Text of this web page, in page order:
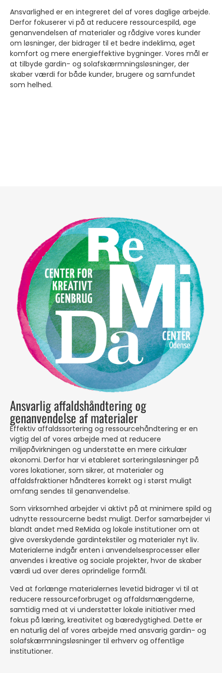
Ansvarlighed er en integreret del af vores daglige arbejde.
Derfor fokuserer vi på at reducere ressourcespild, øge
genanvendelsen af materialer og rådgive vores kunder
om løsninger, der bidrager til et bedre indeklima, øget
komfort og mere energieffektive bygninger. Vores mål er
at tilbyde gardin- og solafskærmningsløsninger, der
skaber værdi for både kunder, brugere og samfundet
som helhed.
Ansvarlig affaldshåndtering og
genanvendelse af materialer
Effektiv affaldssortering og ressourcehåndtering er en
vigtig del af vores arbejde med at reducere
miljøpåvirkningen og understøtte en mere cirkulær
økonomi. Derfor har vi etableret sorteringsløsninger på
vores lokationer, som sikrer, at materialer og
affaldsfraktioner håndteres korrekt og i størst muligt
omfang sendes til genanvendelse.
Som virksomhed arbejder vi aktivt på at minimere spild og
udnytte ressourcerne bedst muligt. Derfor samarbejder vi
blandt andet med ReMida og lokale institutioner om at
give overskydende gardintekstiler og materialer nyt liv.
Materialerne indgår enten i anvendelsesprocesser eller
anvendes i kreative og sociale projekter, hvor de skaber
værdi ud over deres oprindelige formål.
Ved at forlænge materialernes levetid bidrager vi til at
reducere ressourceforbruget og affaldsmængderne,
samtidig med at vi understøtter lokale initiativer med
fokus på læring, kreativitet og bæredygtighed. Dette er
en naturlig del af vores arbejde med ansvarig gardin- og
solafskærmningsløsninger til erhverv og offentlige
institutioner.